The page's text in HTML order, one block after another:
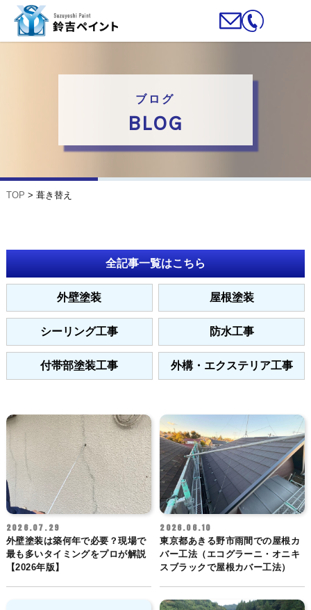
ブログ
BLOG
TOP > 葺き替え
全記事一覧はこちら
外壁塗装 屋根塗装
シーリング工事 防水工事
付帯部塗装工事 外構・エクステリア工事
2026.07.29
外壁塗装は築何年で必要？現場で
最も多いタイミングをプロが解説
【2026年版】
2026.06.10
東京都あきる野市雨間での屋根カ
バー工法（エコグラーニ・オニキ
スブラックで屋根カバー工法）